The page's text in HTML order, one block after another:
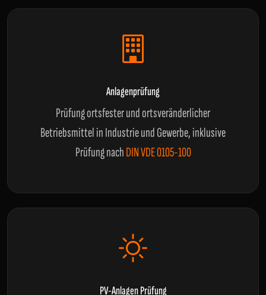
Anlagenprüfung
Prüfung ortsfester und ortsveränderlicher
Betriebsmittel in Industrie und Gewerbe, inklusive
Prüfung nachDIN VDE 0105-100
PV-Anlagen Prüfung